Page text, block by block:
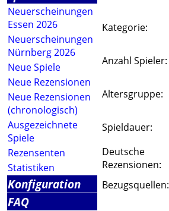
Neuerscheinungen
Essen 2026
Neuerscheinungen
Nürnberg 2026
Neue Spiele
Neue Rezensionen
Neue Rezensionen
(chronologisch)
Ausgezeichnete
Spiele
Rezensenten
Statistiken
Konfiguration
FAQ
Kategorie:
Anzahl Spieler:
Altersgruppe:
Spieldauer:
Deutsche
Rezensionen:
Bezugsquellen: